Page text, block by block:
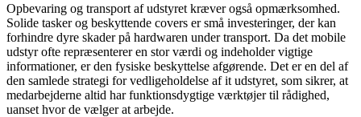
Opbevaring og transport af udstyret kræver også opmærksomhed.
Solide tasker og beskyttende covers er små investeringer, der kan
forhindre dyre skader på hardwaren under transport. Da det mobile
udstyr ofte repræsenterer en stor værdi og indeholder vigtige
informationer, er den fysiske beskyttelse afgørende. Det er en del af
den samlede strategi for vedligeholdelse af it udstyret, som sikrer, at
medarbejderne altid har funktionsdygtige værktøjer til rådighed,
uanset hvor de vælger at arbejde.